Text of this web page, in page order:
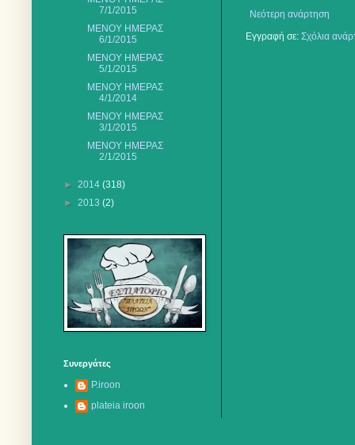
Νεότερη ανάρτηση
Εγγραφή σε: Σχόλια
7/1/2015
ΜΕΝΟΥ ΗΜΕΡΑΣ
6/1/2015
ΜΕΝΟΥ ΗΜΕΡΑΣ
5/1/2015
ΜΕΝΟΥ ΗΜΕΡΑΣ
4/1/2014
ΜΕΝΟΥ ΗΜΕΡΑΣ
3/1/2015
ΜΕΝΟΥ ΗΜΕΡΑΣ
2/1/2015
► 2014 (318)
► 2013 (2)
Συνεργάτες
P.iroon
plateia iroon